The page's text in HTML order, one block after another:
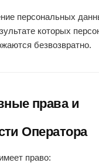
персональных
которых
безвозвратно.
права и
Оператора
право: